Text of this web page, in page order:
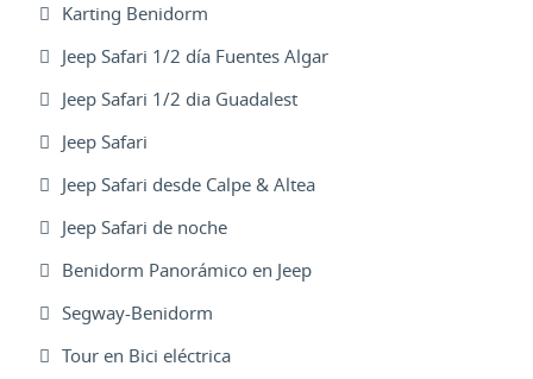
Karting Benidorm
Jeep Safari 1/2 día Fuentes Algar
Jeep Safari 1/2 dia Guadalest
Jeep Safari
Jeep Safari desde Calpe & Altea
Jeep Safari de noche
Benidorm Panorámico en Jeep
Segway-Benidorm
Tour en Bici eléctrica